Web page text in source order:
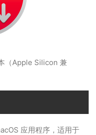
（Apple Silicon 兼
应用程序，适用于